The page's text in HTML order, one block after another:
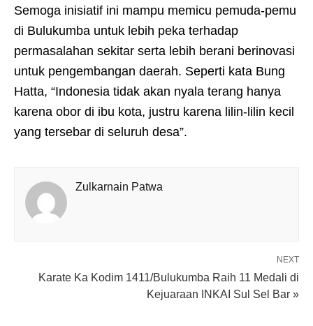
Semoga inisiatif ini mampu memicu pemuda-pemu
di Bulukumba untuk lebih peka terhadap
permasalahan sekitar serta lebih berani berinovasi
untuk pengembangan daerah. Seperti kata Bung
Hatta, “Indonesia tidak akan nyala terang hanya
karena obor di ibu kota, justru karena lilin-lilin kecil
yang tersebar di seluruh desa”.
Zulkarnain Patwa
NEXT
Karate Ka Kodim 1411/Bulukumba Raih 11 Medali di
Kejuaraan INKAI Sul Sel Bar »